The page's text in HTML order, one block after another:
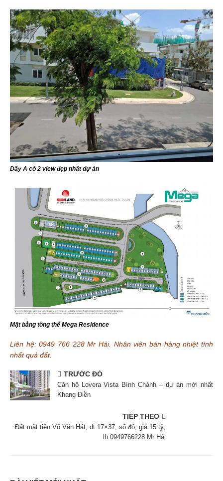
Dãy A có 2 view đẹp nhất dự án
Mặt bằng tồng thể Mega Residence
Liên hệ: 0949 766 228 Mr Hải. Nhân viên bán hàng nhiệt tình
nhất quả đất.
TRƯỚC ĐÓ
Căn hộ Lovera Vista Bình Chánh – dự án mới nhất
Khang Điền
TIẾP THEO
Đất mặt tiền Võ Văn Hát, dt 17×37, sổ đỏ, giá 15 tỷ,
lh 0949766228 Mr Hải